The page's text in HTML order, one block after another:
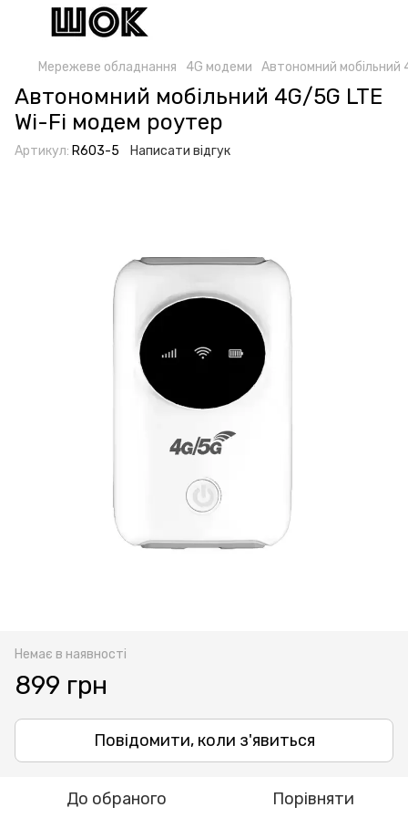
Мережеве обладнання 4G модеми Автономний мобільний
Автономний мобільний 4G/5G LTE
Wi-Fi модем роутер
Артикул: R603-5 Написати відгук
Немає в наявності
899 грн
Повідомити, коли з'явиться
До обраного Порівняти